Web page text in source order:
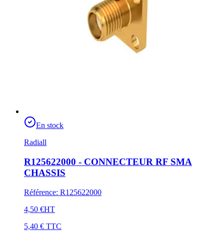
En stock
Radiall
R125622000 - CONNECTEUR RF SMA
CHASSIS
Référence: R125622000
4,50 €HT
5,40 € TTC